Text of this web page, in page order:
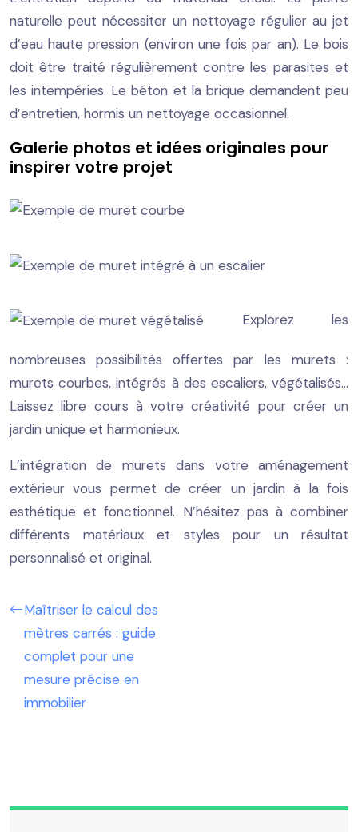
naturelle peut nécessiter un nettoyage régulier au jet
d’eau haute pression (environ une fois par an). Le bois
doit être traité régulièrement contre les parasites et
les intempéries. Le béton et la brique demandent peu
d’entretien, hormis un nettoyage occasionnel.
Galerie photos et idées originales pour
inspirer votre projet
Explorez les
nombreuses possibilités offertes par les murets :
murets courbes, intégrés à des escaliers, végétalisés…
Laissez libre cours à votre créativité pour créer un
jardin unique et harmonieux.
L’intégration de murets dans votre aménagement
extérieur vous permet de créer un jardin à la fois
esthétique et fonctionnel. N’hésitez pas à combiner
différents matériaux et styles pour un résultat
personnalisé et original.
Maîtriser le calcul des
mètres carrés : guide
complet pour une
mesure précise en
immobilier